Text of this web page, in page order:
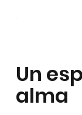
Un
alma